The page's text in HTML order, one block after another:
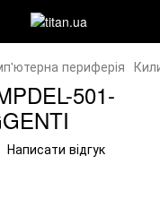
периферія
501-
Написати відгук